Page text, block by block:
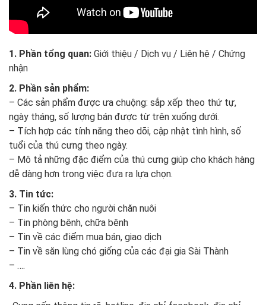
1. Phần tổng quan: Giới thiệu / Dịch vụ / Liên hệ / Chứng
nhận
2. Phần sản phẩm:
– Các sản phẩm được ưa chuộng: sắp xếp theo thứ tự,
ngày tháng, số lượng bán được từ trên xuống dưới.
– Tích hợp các tính năng theo dõi, cập nhật tình hình, số
tuổi của thú cưng theo ngày.
– Mô tả những đặc điểm của thú cưng giúp cho khách hàng
dễ dàng hơn trong việc đưa ra lựa chọn.
3. Tin tức:
– Tin kiến thức cho người chăn nuôi
– Tin phòng bênh, chữa bênh
– Tin về các điểm mua bán, giao dịch
– Tin về săn lùng chó giống của các đại gia Sài Thành
– ….
4. Phần liên hệ: